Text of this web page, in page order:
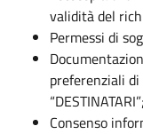
validità del
Permessi di
preferenziali
“DESTINATARI”;
Consenso